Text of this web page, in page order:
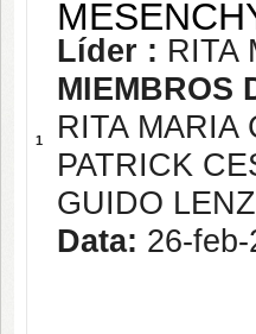
1
Líder : RITA
MIEMBROS
RITA MARIA
PATRICK
GUIDO LENZ
Data: 26-